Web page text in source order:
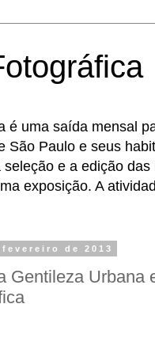
é uma saída mensal
São Paulo e seus
e a edição
exposição. A
de 2013
Gentileza Urbana